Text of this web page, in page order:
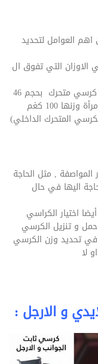
العوامل لتحديد
التي تفوق ال
على سبيل المثال: رجل وزنه 100 كغم يناسبه كرسي متحرك بحجم 46
سم (عرض الكرسي المتحرك الداخلي) , بينما امرأة وزنها 100 كغم
, مثل الحاجة
اليها في حال
اختيار الكراسي
و تنزيل الكرسي
تحديد وزن الكرسي
لا